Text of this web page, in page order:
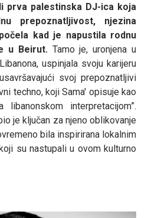
prva palestinska DJ-ica koja
prepoznatljivost, njezina
kad je napustila rodnu
u Beirut.Tamo je, uronjena u
uspinjala svoju karijeru
svoj prepoznatljivi
techno, koji Sama' opisuje kao
interpretacijom”.
je ključan za njeno oblikovanje
bila inspirirana lokalnim
su nastupali u ovom kulturno